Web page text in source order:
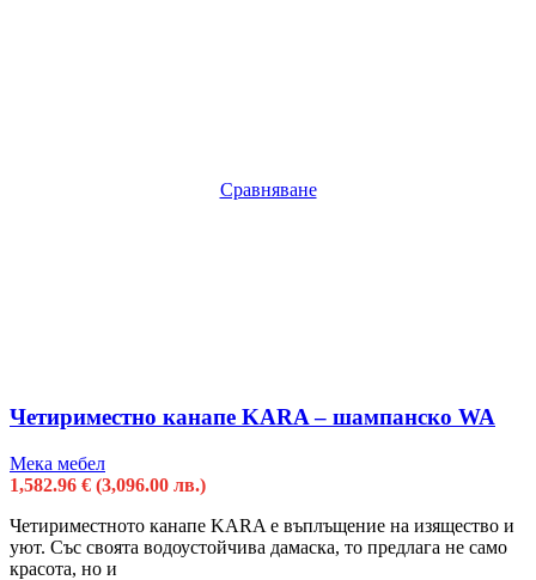
Сравняване
Четириместно канапе KARA – шампанско WA
Мека мебел
1,582.96 € (3,096.00 лв.)
Четириместното канапе KARA е въплъщение на изящество и
уют. Със своята водоустойчива дамаска, то предлага не само
красота, но и